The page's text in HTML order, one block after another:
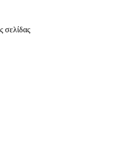
σελίδας